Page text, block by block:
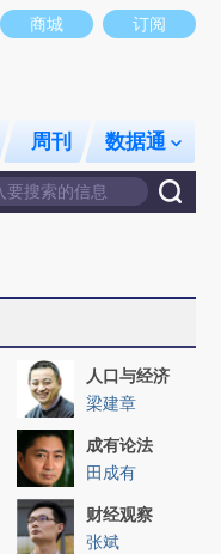
财新观点和立场。推荐点击链
商城 订阅
周刊 数据通
人口与经济
梁建章
成有论法
田成有
财经观察
张斌